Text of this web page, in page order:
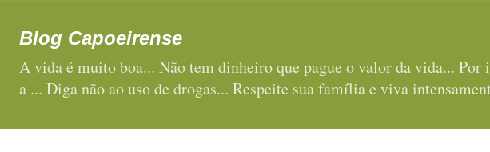
Blog Capoeirense
A vida é muito boa... Não tem dinheiro que pague o valor da vida... Por
a ... Diga não ao uso de drogas... Respeite sua família e viva